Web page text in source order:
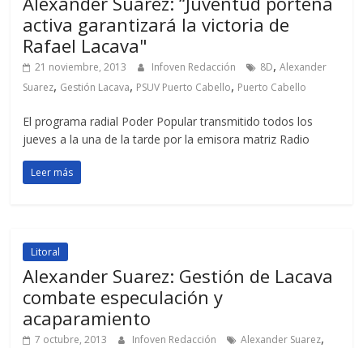
activa garantizará la victoria de
Rafael Lacava"
21 noviembre, 2013 Infoven Redacción 8D,Alexander
Suarez, Gestión Lacava, PSUV Puerto Cabello, Puerto Cabello
El programa radial Poder Popular transmitido todos los
jueves a la una de la tarde por la emisora matriz Radio
Leer más
Litoral
Alexander Suarez: Gestión de Lacava
combate especulación y
acaparamiento
7 octubre, 2013 Infoven Redacción Alexander Suarez,